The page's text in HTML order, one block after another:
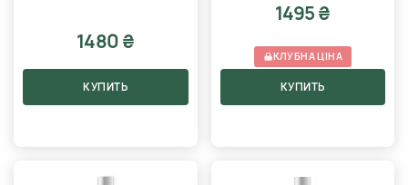
1480 ₴
КУПИТЬ
1495 ₴
КЛУБНА ЦІНА
КУПИТЬ